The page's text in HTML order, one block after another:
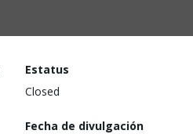
Estatus
Closed
Fecha de divulgación